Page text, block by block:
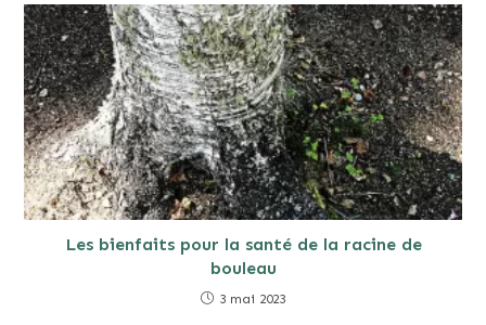
Les bienfaits pour la santé de la racine de
bouleau
3 mai 2023